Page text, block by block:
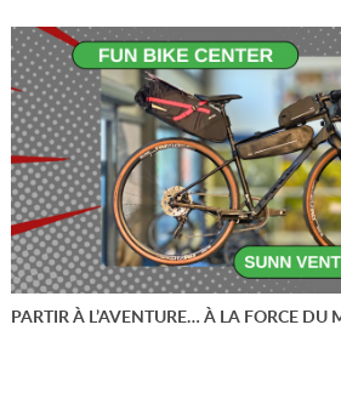
PARTIR À L’AVENTURE… À LA FORCE DU